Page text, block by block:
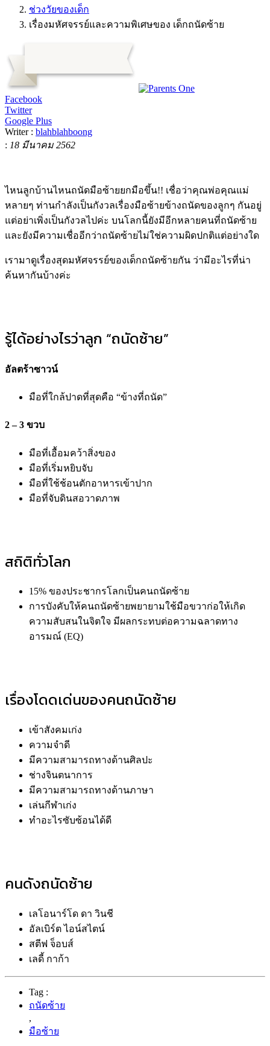
ช่วงวัยของเด็ก
เรื่องมหัศจรรย์และความพิเศษของ เด็กถนัดซ้าย
Facebook
Twitter
Google Plus
Writer : blahblahboong
: 18 มีนาคม 2562
ไหนลูกบ้านไหนถนัดมือซ้ายยกมือขึ้น!! เชื่อว่าคุณพ่อคุณแม่
หลายๆ ท่านกำลังเป็นกังวลเรื่องมือซ้ายข้างถนัดของลูกๆ กันอยู่
แต่อย่าเพิ่งเป็นกังวลไปค่ะ บนโลกนี้ยังมีอีกหลายคนที่ถนัดซ้าย
และยังมีความเชื่ออีกว่าถนัดซ้ายไม่ใช่ความผิดปกติแต่อย่างใด
เรามาดูเรื่องสุดมหัศจรรย์ของเด็กถนัดซ้ายกัน ว่ามีอะไรที่น่า
ค้นหากันบ้างค่ะ
รู้ได้อย่างไรว่าลูก “ถนัดซ้าย”
อัลตร้าซาวน์
มือที่ใกล้ปาดที่สุดคือ “ข้างที่ถนัด”
2 – 3 ขวบ
มือที่เอื้อมคว้าสิ่งของ
มือที่เริ่มหยิบจับ
มือที่ใช้ช้อนตักอาหารเข้าปาก
มือที่จับดินสอวาดภาพ
สถิติทั่วโลก
15% ของประชากรโลกเป็นคนถนัดซ้าย
การบังคับให้คนถนัดซ้ายพยายามใช้มือขวาก่อให้เกิด
ความสับสนในจิตใจ มีผลกระทบต่อความฉลาดทาง
อารมณ์ (EQ)
เรื่องโดดเด่นของคนถนัดซ้าย
เข้าสังคมเก่ง
ความจำดี
มีความสามารถทางด้านศิลปะ
ช่างจินตนาการ
มีความสามารถทางด้านภาษา
เล่นกีฬาเก่ง
ทำอะไรซับซ้อนได้ดี
คนดังถนัดซ้าย
เลโอนาร์โด ดา วินชี
อัลเบิร์ต ไอน์สไตน์
สตีฟ จ็อบส์
เลดี้ กาก้า
Tag :
ถนัดซ้าย
,
มือซ้าย